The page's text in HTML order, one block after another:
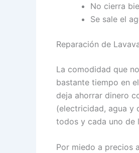
No cierra
Se sale el
Reparación de
La comodidad que
bastante tiempo en
deja ahorrar dinero
(electricidad, agua y
todos y cada uno de
Por miedo a precios